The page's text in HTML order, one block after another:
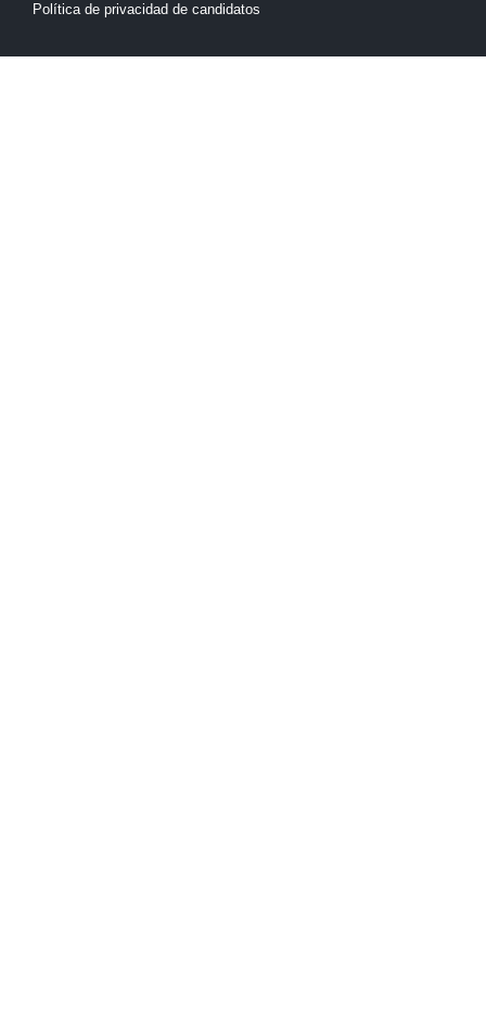
Política de privacidad de candidatos